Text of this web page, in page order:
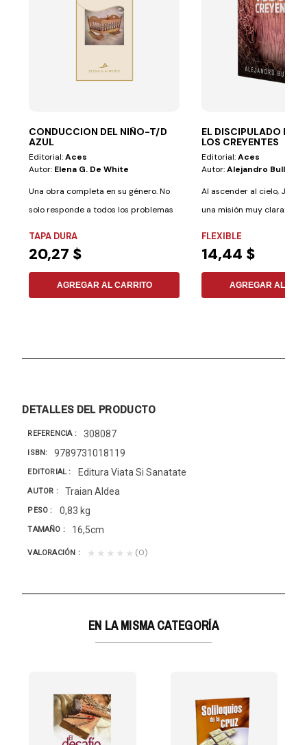
CONDUCCION DEL NIÑO-T/D
AZUL
Editorial:Aces
Autor: Elena G. De White
Una obra completa en su género. No
solo responde a todos los problemas
TAPA DURA
20,27 $
AGREGAR AL CARRITO
EL DISCIPULADO EN
LOS CREYENTES
Editorial:Aces
Autor:Alejandro Bullón
Al ascender al cielo, Jesús
una misión muy clara:
FLEXIBLE
14,44 $
AGREGAR AL
DETALLES DEL PRODUCTO
REFERENCIA 308087
ISBN 9789731018119
EDITORIAL Editura Viata Si Sanatate
AUTOR Traian Aldea
PESO 0,83 kg
TAMAÑO 16,5cm
VALORACIÓN ★★★★★ (0)
EN LA MISMA CATEGORÍA